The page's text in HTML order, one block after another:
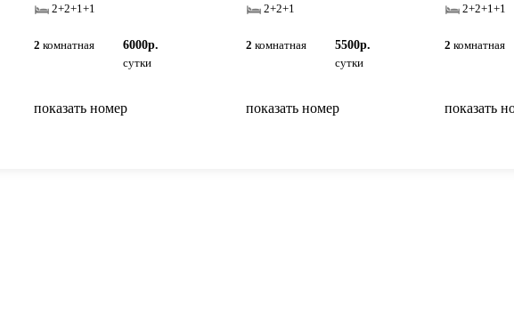
2+2+1+1
2 комнатная
6000р.
сутки
показать номер
2+2+1
2 комнатная
5500р.
сутки
показать номер
2+2+1+1
2 комнатная
показать